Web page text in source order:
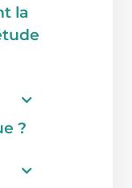
la
?